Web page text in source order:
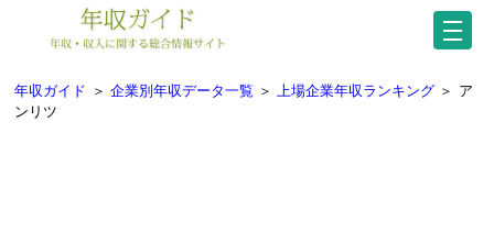
年収ガイド ＞ 企業別年収データ一覧 ＞ 上場企業年収ランキング ＞ ア
ンリツ